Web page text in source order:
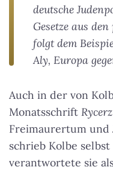
deutsche
Gesetze aus
folgt dem
Aly, Europa
Auch in der von
Monatsschrift
Freimaurertum und
schrieb Kolbe
verantwortete sie